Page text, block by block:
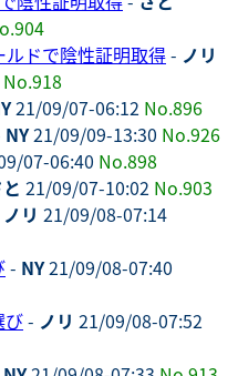
ルドで陰性証明取得- ノリ
No.918
21/09/07-06:12 No.896
NY21/09/09-13:30 No.926
07-06:40 No.898
21/09/07-10:02 No.903
ノリ 21/09/08-07:14
- NY21/09/08-07:40
び- ノリ 21/09/08-07:52